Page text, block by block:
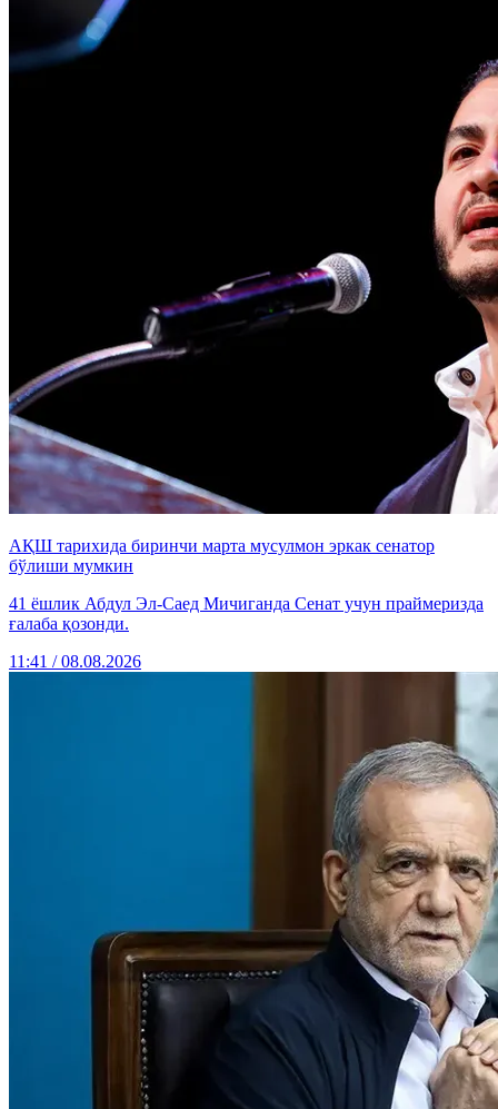
АҚШ тарихида биринчи марта мусулмон эркак сенатор
бўлиши мумкин
41 ёшлик Абдул Эл-Саед Мичиганда Сенат учун праймеризда
ғалаба қозонди.
11:41 / 08.08.2026